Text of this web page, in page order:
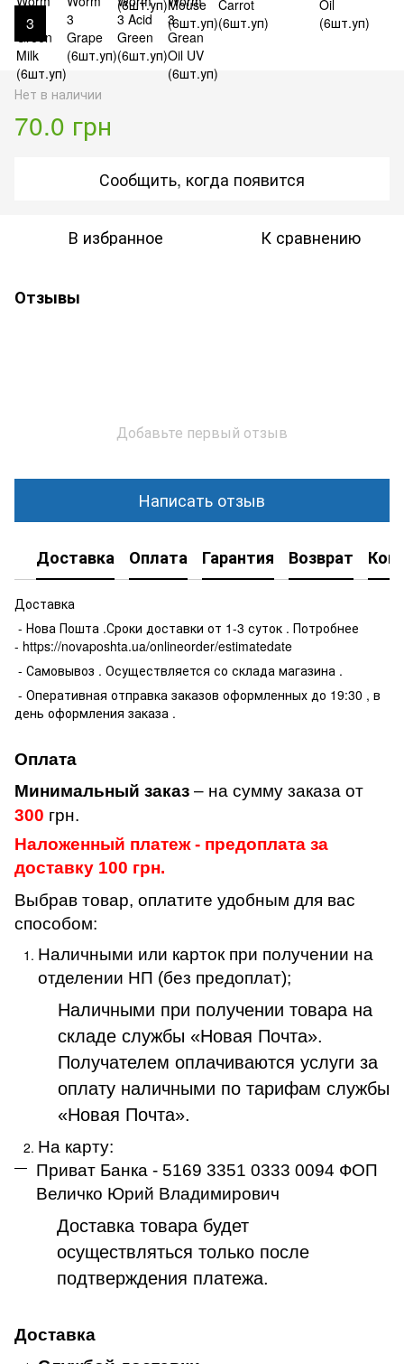
3
Нет в наличии
70.0 грн
Сообщить, когда появится
В избранное К сравнению
Отзывы
Добавьте первый отзыв
Написать отзыв
Доставка Оплата Гарантия Возврат
Доставка
- Нова Пошта .Сроки доставки от 1-3 суток . Потробнее
- https://novaposhta.ua/onlineorder/estimatedate
- Самовывоз . Осуществляется со склада магазина .
- Оперативная отправка заказов оформленных до 19:30 , в
день оформления заказа .
Оплата
Минимальный заказ – на сумму заказа от
300 грн.
Наложенный платеж - предоплата за
доставку 100 грн.
Выбрав товар, оплатите удобным для вас
способом:
Наличными или карток при получении на
отделении НП (без предоплат);
Наличными при получении товара на
складе службы «Новая Почта».
Получателем оплачиваются услуги за
оплату наличными по тарифам службы
«Новая Почта».
На карту:
Приват Банка - 5169 3351 0333 0094 ФОП
Величко Юрий Владимирович
Доставка товара будет
осуществляться только после
подтверждения платежа.
Доставка